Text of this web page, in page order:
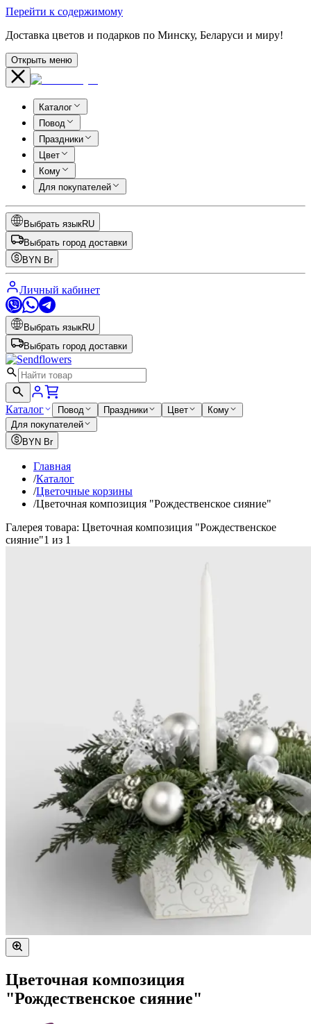
Перейти к содержимому
Доставка цветов и подарков по Минску, Беларуси и миру!
Открыть меню
Каталог
Повод
Праздники
Цвет
Кому
Для покупателей
Выбрать языкRU
Выбрать город доставки
BYN Br
Личный кабинет
Выбрать языкRU
Выбрать город доставки
Каталог Повод Праздники Цвет
Кому
Для покупателей
BYN Br
Главная
/Каталог
/Цветочные корзины
/Цветочная композиция "Рождественское сияние"
Галерея товара: Цветочная композиция "Рождественское
сияние"1 из 1
Цветочная композиция
"Рождественское сияние"